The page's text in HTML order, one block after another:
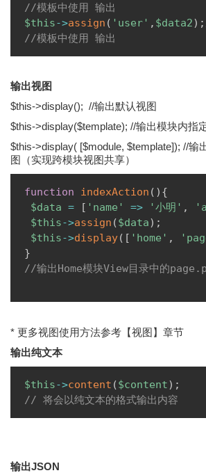
//模板中使用 输出
$this->assign ( 'user' , $data2) ;
//模板中使用 输出
输出视图
$this->display(); //输出默认视图
$this->display($template); //输出模块内指
$this->display( [$module, $template]); //输
图（实现跨模块视图共享）
function indexAction ( ) {
$data = [ 'name' => '小明' ,
$this->assign ($data) ;
$this->display( [ 'home' ,
}
//输出Home模块View目录中的
* 更多视图使用方法参考【视图】章节
输出纯文本
$this->content ($content) ;
// 将会以纯文本的格式输出内容
输出JSON